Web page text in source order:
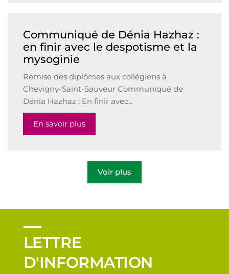
Communiqué de Dénia Hazhaz :
en finir avec le despotisme et la
mysoginie
Remise des diplômes aux collégiens à
Chevigny-Saint-Sauveur Communiqué de
Dénia Hazhaz : En finir avec...
En savoir plus
Voir plus
LETTRE
D'INFORMATION